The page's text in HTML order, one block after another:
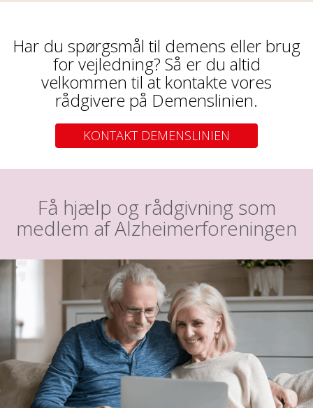
Har du spørgsmål til demens eller brug
for vejledning? Så er du altid
velkommen til at kontakte vores
rådgivere på Demenslinien.
KONTAKT DEMENSLINIEN
Få hjælp og rådgivning som
medlem af Alzheimerforeningen